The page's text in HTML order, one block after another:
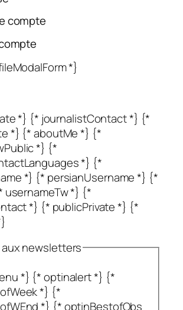
compte
*}
*} {* journalistContact *} {*
*} {* aboutMe *} {*
*} {*
*} {*
*} {* persianUsername *} {*
usernameTw *} {*
*} {* publicPrivate *} {*
newsletters
*} {* optinalert *} {*
*} {*
*} {* optinBestofObs